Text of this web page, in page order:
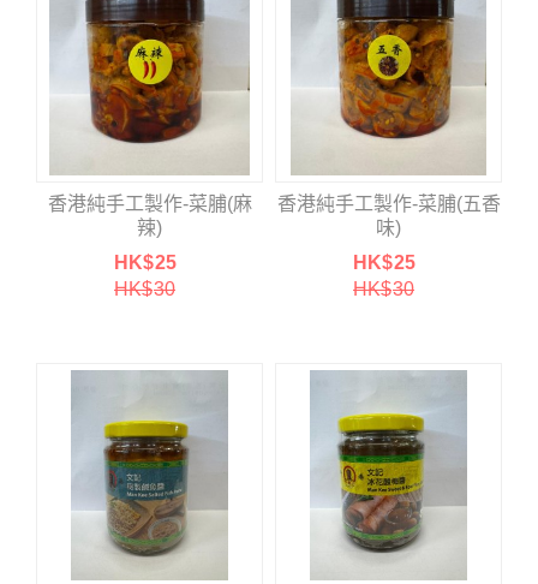
香港純手工製作-菜脯(麻
辣)
HK$25
HK$30
香港純手工製作-菜脯(五香
味)
HK$25
HK$30